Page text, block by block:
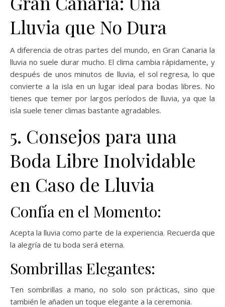
Lluvia que No Dura
A diferencia de otras partes del mundo, en Gran Canaria la
lluvia no suele durar mucho. El clima cambia rápidamente, y
después de unos minutos de lluvia, el sol regresa, lo que
convierte a la isla en un lugar ideal para bodas libres. No
tienes que temer por largos períodos de lluvia, ya que la
isla suele tener climas bastante agradables.
5. Consejos para una
Boda Libre Inolvidable
en Caso de Lluvia
Confía en el Momento:
Acepta la lluvia como parte de la experiencia. Recuerda que
la alegría de tu boda será eterna.
Sombrillas Elegantes:
Ten sombrillas a mano, no solo son prácticas, sino que
también le añaden un toque elegante a la ceremonia.